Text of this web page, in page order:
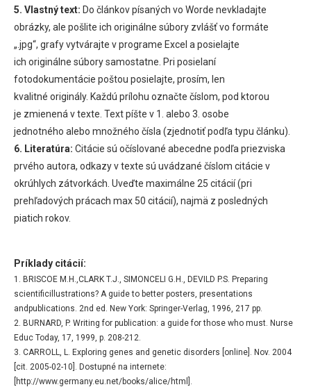
5. Vlastný text: Do článkov písaných vo Worde nevkladajte
obrázky, ale pošlite ich originálne súbory zvlášť vo formáte
„.jpg“, grafy vytvárajte v programe Excel a posielajte
ich originálne súbory samostatne. Pri posielaní
fotodokumentácie poštou posielajte, prosím, len
kvalitné originály. Každú prílohu označte číslom, pod ktorou
je zmienená v texte. Text píšte v 1. alebo 3. osobe
jednotného alebo množného čísla (zjednotiť podľa typu článku).
6. Literatúra: Citácie sú očíslované abecedne podľa priezviska
prvého autora, odkazy v texte sú uvádzané číslom citácie v
okrúhlych zátvorkách. Uveďte maximálne 25 citácií (pri
prehľadových prácach max 50 citácií), najmä z posledných
piatich rokov.
Príklady citácií:
1. BRISCOE M.H.,CLARK T.J., SIMONCELI G.H., DEVILD P.S. Preparing
scientificillustrations? A guide to better posters, presentations
andpublications. 2nd ed. New York: Springer-Verlag, 1996, 217 pp.
2. BURNARD, P. Writing for publication: a guide for those who must. Nurse
Educ Today, 17, 1999, p. 208-212.
3. CARROLL, L. Exploring genes and genetic disorders [online]. Nov. 2004
[cit. 2005-02-10]. Dostupné na internete:
[http://www.germany.eu.net/books/alice/html].